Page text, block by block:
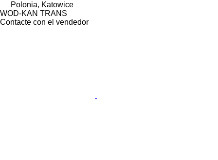
Polonia, Katowice
WOD-KAN TRANS
Contacte con el vendedor